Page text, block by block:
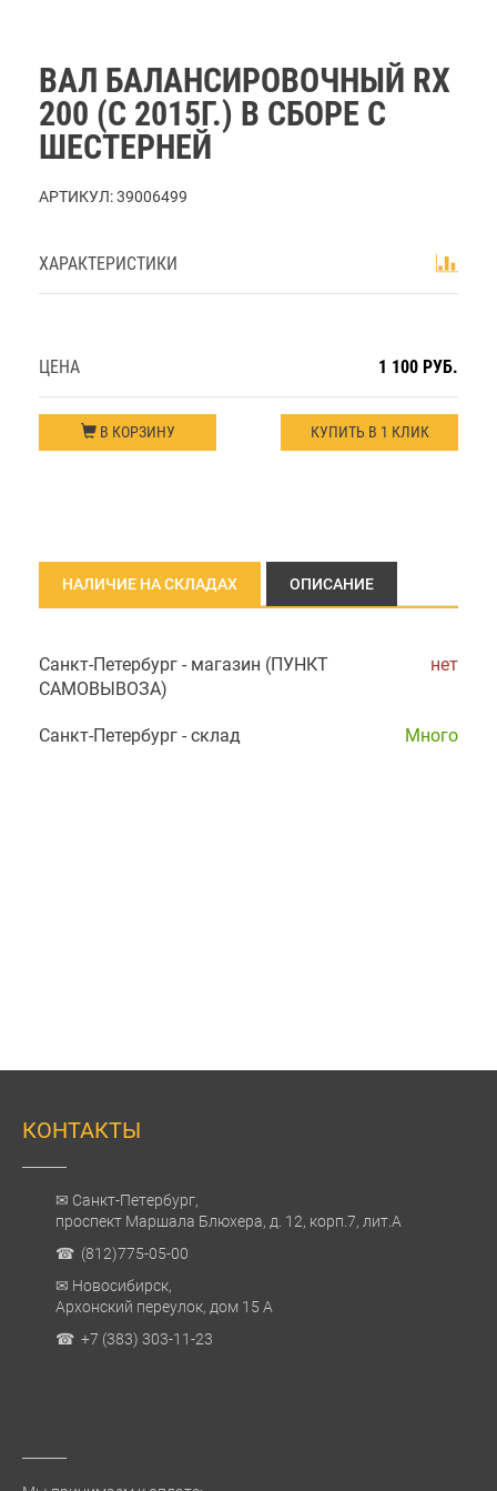
ВАЛ БАЛАНСИРОВОЧНЫЙ RX
200 (С 2015Г.) В СБОРЕ С
ШЕСТЕРНЕЙ
АРТИКУЛ:39006499
ХАРАКТЕРИСТИКИ
ЦЕНА 1 100 РУБ.
В КОРЗИНУ КУПИТЬ В 1 КЛИК
НАЛИЧИЕ НА СКЛАДАХ ОПИСАНИЕ
Санкт-Петербург - магазин (ПУНКТ
САМОВЫВОЗА)
нет
Санкт-Петербург - склад Много
КОНТАКТЫ
✉ Санкт-Петербург,
проспект Маршала Блюхера, д. 12, корп.7, лит.А
☎ (812)775-05-00
✉ Новосибирск,
Архонский переулок, дом 15 А
☎ +7 (383) 303-11-23